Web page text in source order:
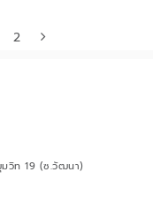
2
วิท 19 (ซ.วัฒนา)